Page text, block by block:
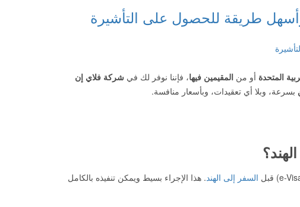
المتحدة أو منالمقيمين فيها، فإننا نوفر لك في شركة فلاي إن
بسرعة، وبلا أي تعقيدات، وبأسعار منافسة.
السفر إلى الهند. هذا الإجراء بسيط ويمكن تنفيذه بالكامل